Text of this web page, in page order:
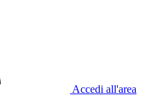
Accedi all'area